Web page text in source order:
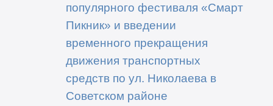
популярного фестиваля «Смарт
Пикник» и введении
временного прекращения
движения транспортных
средств по ул. Николаева в
Советском районе